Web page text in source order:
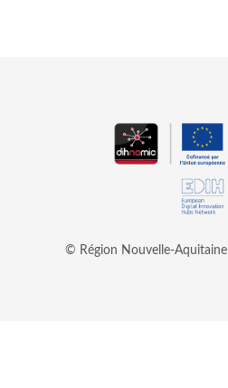
© Région Nouvelle-Aquitaine